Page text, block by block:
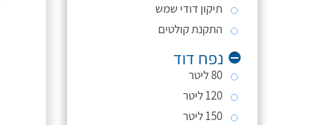
תיקון דודי שמש
התקנת קולטים
נפח דוד
80 ליטר
120 ליטר
150 ליטר